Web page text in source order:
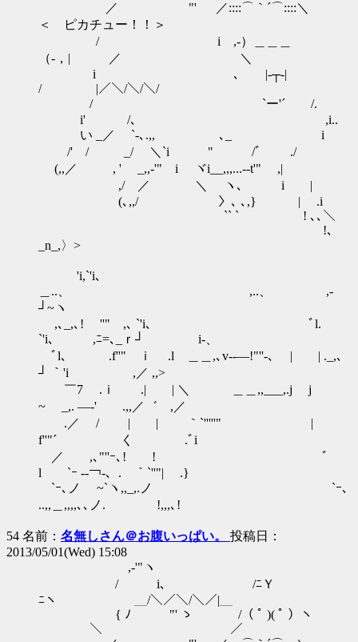
／ "' ゝ ／::::⌒｀´⌒::::＼
＜ ピカチュー！！＞
/ i ,-）＿＿＿
（-，| ／ ＼
i ､ |-┬-|
/ ￣|／＼/＼/＼/￣
/ `ー'´ /.
i' /､ ,i..
い _／ `-､.,, ､_ i
/' / _/ ＼`i " /ﾞ ./
(,,／ , ' _,,-'" i ヾi__,,,...--t'" ,|
,/ ／ ＼ ヽ､ i |
(､,,/ 〉､ ､,} | .i
`` ` ! ､､＼
!､
_n_,〉>
'i,`'i､
＿..、 ,..、 ,-
┘~ヽ
,､_,､! ''" ,､ `'i､ ﾞl.
`'i､ ,ﾆ=､_ｒ┘ i‐、
ﾞl､ .f''" ｉ .l ＿＿,､v-‐―!"''-､ | | ._,､
┘ ｀'i ,／ ,,>
￣7 .ｉ .| | ＼ ＿＿,,___,.j j
~ _,. ―‐' .,,／゛ ,／
.／ / | | ｀`'''''" |
f''"´ く .ﾞi
／ ,､"''ｰ､! ! ﾞ
l `ｰ -‐￢‐、. ｀`''"| .}
`ｰ､ノ ~`ヽ,,_,.ノ `ｰ､
..,,＿,,,,､､ノ. !,,,､!
54 名前： 名無しさん＠お腹いっぱい。 投稿日：
2013/05/01(Wed) 15:08
,-'"ヽ
/ i､ /ﾆＹ
ﾆヽ ＿/＼／＼/＼／|＿
{ ﾉ "' ゝ /（ ﾟ )( ﾟ ）ヽ
＼ ／